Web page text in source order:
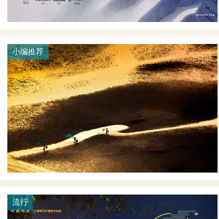
小编推荐
流行